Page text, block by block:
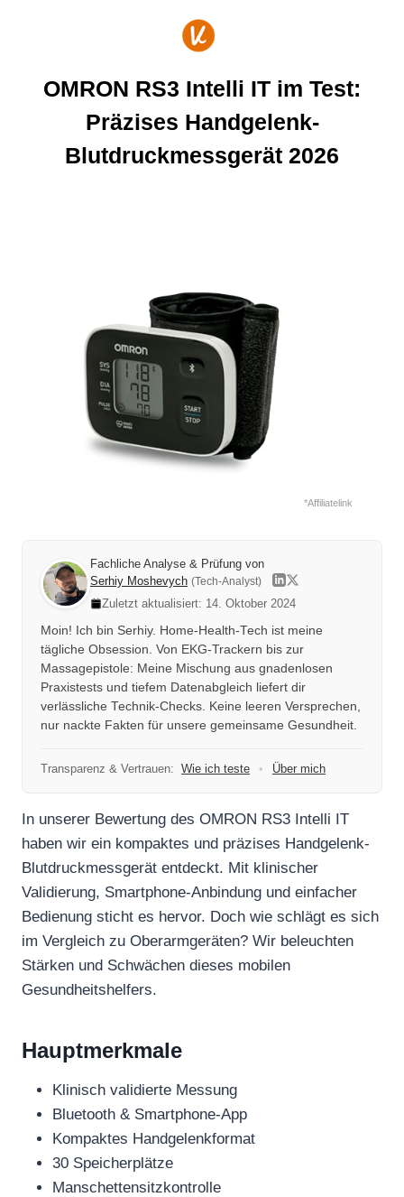
OMRON RS3 Intelli IT im Test:
Präzises Handgelenk-
Blutdruckmessgerät 2026
*Affiliatelink
Fachliche Analyse & Prüfung von
Serhiy Moshevych (Tech-Analyst)
Zuletzt aktualisiert: 14. Oktober 2024
Moin! Ich bin Serhiy. Home-Health-Tech ist meine
tägliche Obsession. Von EKG-Trackern bis zur
Massagepistole: Meine Mischung aus gnadenlosen
Praxistests und tiefem Datenabgleich liefert dir
verlässliche Technik-Checks. Keine leeren Versprechen,
nur nackte Fakten für unsere gemeinsame Gesundheit.
Transparenz & Vertrauen: Wie ich teste • Über mich
In unserer Bewertung des OMRON RS3 Intelli IT
haben wir ein kompaktes und präzises Handgelenk-
Blutdruckmessgerät entdeckt. Mit klinischer
Validierung, Smartphone-Anbindung und einfacher
Bedienung sticht es hervor. Doch wie schlägt es sich
im Vergleich zu Oberarmgeräten? Wir beleuchten
Stärken und Schwächen dieses mobilen
Gesundheitshelfers.
Hauptmerkmale
Klinisch validierte Messung
Bluetooth & Smartphone-App
Kompaktes Handgelenkformat
30 Speicherplätze
Manschettensitzkontrolle